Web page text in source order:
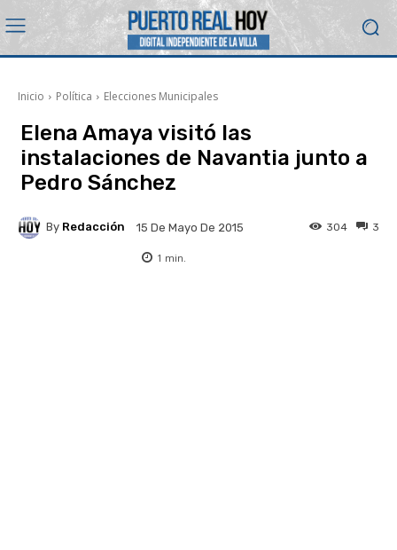
Inicio Política Elecciones Municipales
Elena Amaya visitó las
instalaciones de Navantia junto a
Pedro Sánchez
By Redacción 15 De Mayo De 2015 3
304
1 min.